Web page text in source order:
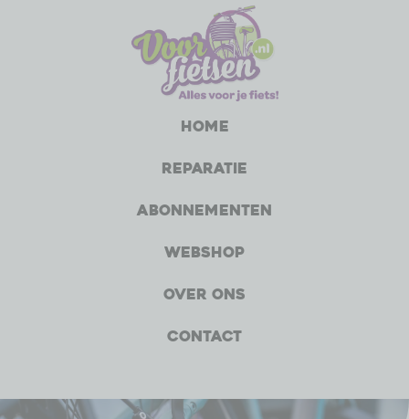
Home
Reparatie
Abonnementen
Webshop
Over ons
Contact